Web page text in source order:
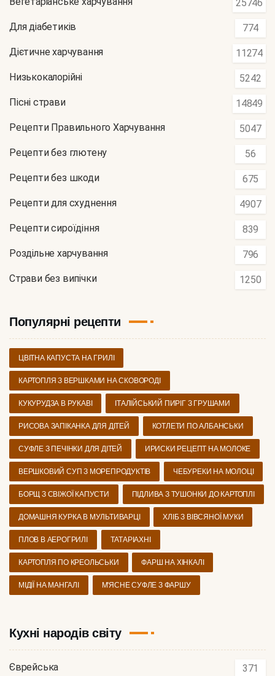
25746
Для діабетиків 774
Дієтичне харчування 11274
Низькокалорійні 5242
Пісні страви 14849
Рецепти Правильного Харчування 5047
Рецепти без глютену 56
Рецепти без шкоди 675
Рецепти для схуднення 4907
Рецепти сироїдіння 839
Роздільне харчування 796
Страви без випічки 1250
Популярні рецепти
ЦВІТНА КАПУСТА НА ГРИЛІ
КАРТОПЛЯ З ВЕРШКАМИ НА СКОВОРОДІ
КУКУРУДЗА В РУКАВІ ІТАЛІЙСЬКИЙ ПИРІГ З ГРУШАМИ
РИСОВА ЗАПІКАНКА ДЛЯ ДІТЕЙ КОТЛЕТИ ПО АЛБАНСЬКИ
СУФЛЕ З ПЕЧІНКИ ДЛЯ ДІТЕЙ ИРИСКИ РЕЦЕПТ НА МОЛОКЕ
ВЕРШКОВИЙ СУП З МОРЕПРОДУКТІВ ЧЕБУРЕКИ НА МОЛОЦІ
БОРЩ З СВІЖОЇ КАПУСТИ ПІДЛИВА З ТУШОНКИ ДО КАРТОПЛІ
ДОМАШНЯ КУРКА В МУЛЬТИВАРЦІ ХЛІБ З ВІВСЯНОЇ МУКИ
ПЛОВ В АЕРОГРИЛІ ТАТАРІАХНІ
КАРТОПЛЯ ПО КРЕОЛЬСЬКИ ФАРШ НА ХІНКАЛІ
МІДІЇ НА МАНГАЛІ М'ЯСНЕ СУФЛЕ З ФАРШУ
Кухні народів світу
Єврейська 371